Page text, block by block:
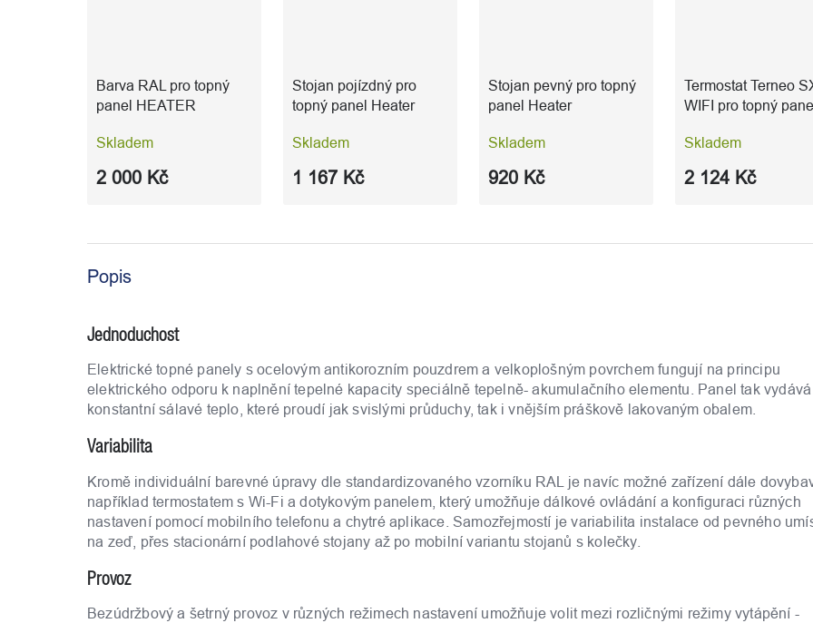
Barva RAL pro topný
panel HEATER
Skladem
2 000 Kč
Stojan pojízdný pro
topný panel Heater
Skladem
1 167 Kč
Stojan pevný pro topný
panel Heater
Skladem
920 Kč
Termostat Terneo
WIFI pro topný
Skladem
2 124 Kč
Popis
Jednoduchost
Elektrické topné panely s ocelovým antikorozním pouzdrem a velkoplošným povrchem fungují na principu
elektrického odporu k naplnění tepelné kapacity speciálně tepelně- akumulačního elementu. Panel tak vydává
konstantní sálavé teplo, které proudí jak svislými průduchy, tak i vnějším práškově lakovaným obalem.
Variabilita
Kromě individuální barevné úpravy dle standardizovaného vzorníku RAL je navíc možné zařízení dále
například termostatem s Wi-Fi a dotykovým panelem, který umožňuje dálkové ovládání a konfiguraci různých
nastavení pomocí mobilního telefonu a chytré aplikace. Samozřejmostí je variabilita instalace od pevného
na zeď, přes stacionární podlahové stojany až po mobilní variantu stojanů s kolečky.
Provoz
Bezúdržbový a šetrný provoz v různých režimech nastavení umožňuje volit mezi rozličnými režimy vytápění -